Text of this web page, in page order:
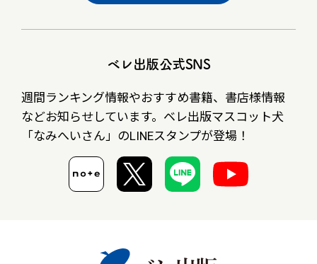
ベレ出版公式SNS
週間ランキング情報やおすすめ書籍、書店様情報
などお知らせしています。ベレ出版マスコット犬
「なみへいさん」のLINEスタンプが登場！